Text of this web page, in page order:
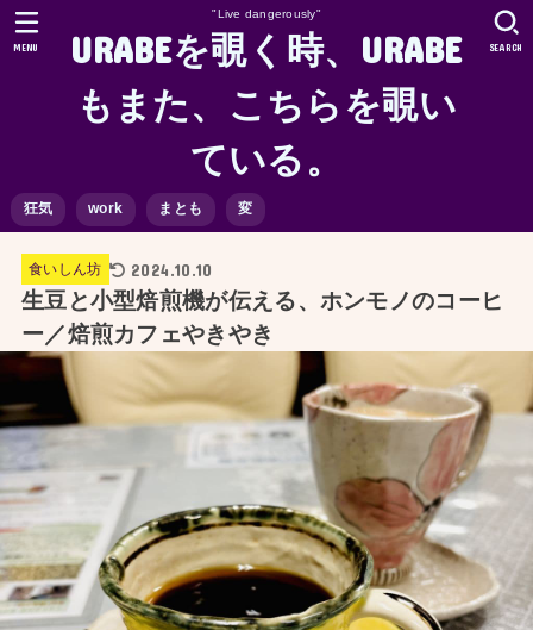
"Live dangerously"
URABEを覗く時、URABE
もまた、こちらを覗い
ている。
狂気 work まとも 変
SEARCH
MENU
食いしん坊 2024.10.10
生豆と小型焙煎機が伝える、ホンモノのコーヒ
ー／焙煎カフェやきやき